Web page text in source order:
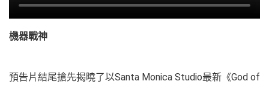
機器戰神
預告片結尾搶先揭曉了以Santa Monica Studio最新《God of